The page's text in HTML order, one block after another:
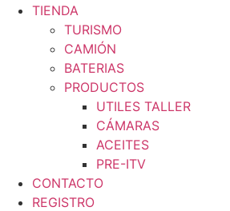
TIENDA
TURISMO
CAMIÓN
BATERIAS
PRODUCTOS
UTILES TALLER
CÁMARAS
ACEITES
PRE-ITV
CONTACTO
REGISTRO